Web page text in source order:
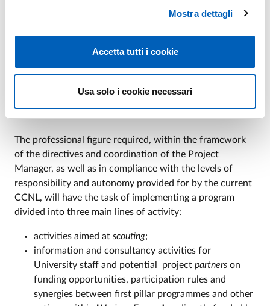
Mostra dettagli
Accetta tutti i cookie
Usa solo i cookie necessari
TRACCE PROVA SCRITTA
The professional figure required, within the framework
of the directives and coordination of the Project
Manager, as well as in compliance with the levels of
responsibility and autonomy provided for by the current
CCNL, will have the task of implementing a program
divided into three main lines of activity:
activities aimed at scouting;
information and consultancy activities for
University staff and potential project partners on
funding opportunities, participation rules and
synergies between first pillar programmes and other